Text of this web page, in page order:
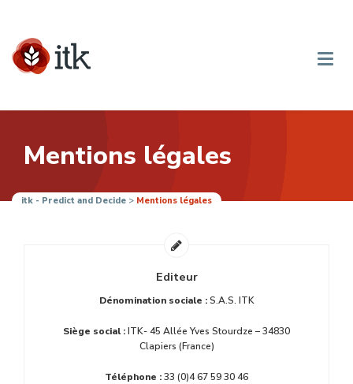
Mentions légales
itk - Predict and Decide > Mentions légales
Editeur
Dénomination sociale :S.A.S. ITK
Siège social :ITK- 45 Allée Yves Stourdze – 34830
Clapiers (France)
Téléphone :33 (0)4 67 59 30 46